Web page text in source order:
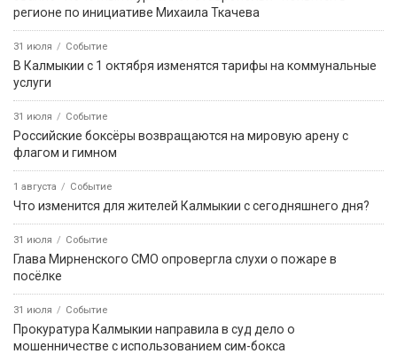
регионе по инициативе Михаила Ткачева
31 июля Событие
В Калмыкии с 1 октября изменятся тарифы на коммунальные
услуги
31 июля Событие
Российские боксёры возвращаются на мировую арену с
флагом и гимном
1 августа Событие
Что изменится для жителей Калмыкии с сегодняшнего дня?
31 июля Событие
Глава Мирненского СМО опровергла слухи о пожаре в
посёлке
31 июля Событие
Прокуратура Калмыкии направила в суд дело о
мошенничестве с использованием сим-бокса